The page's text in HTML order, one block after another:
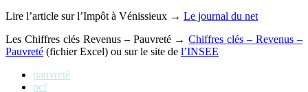
Lire l’article sur l’Impôt à Vénissieux → Le journal du net
Les Chiffres clés Revenus – Pauvreté → Chiffres clés – Revenus –
Pauvreté (fichier Excel) ou sur le site de l’INSEE
pauvreté
pcf